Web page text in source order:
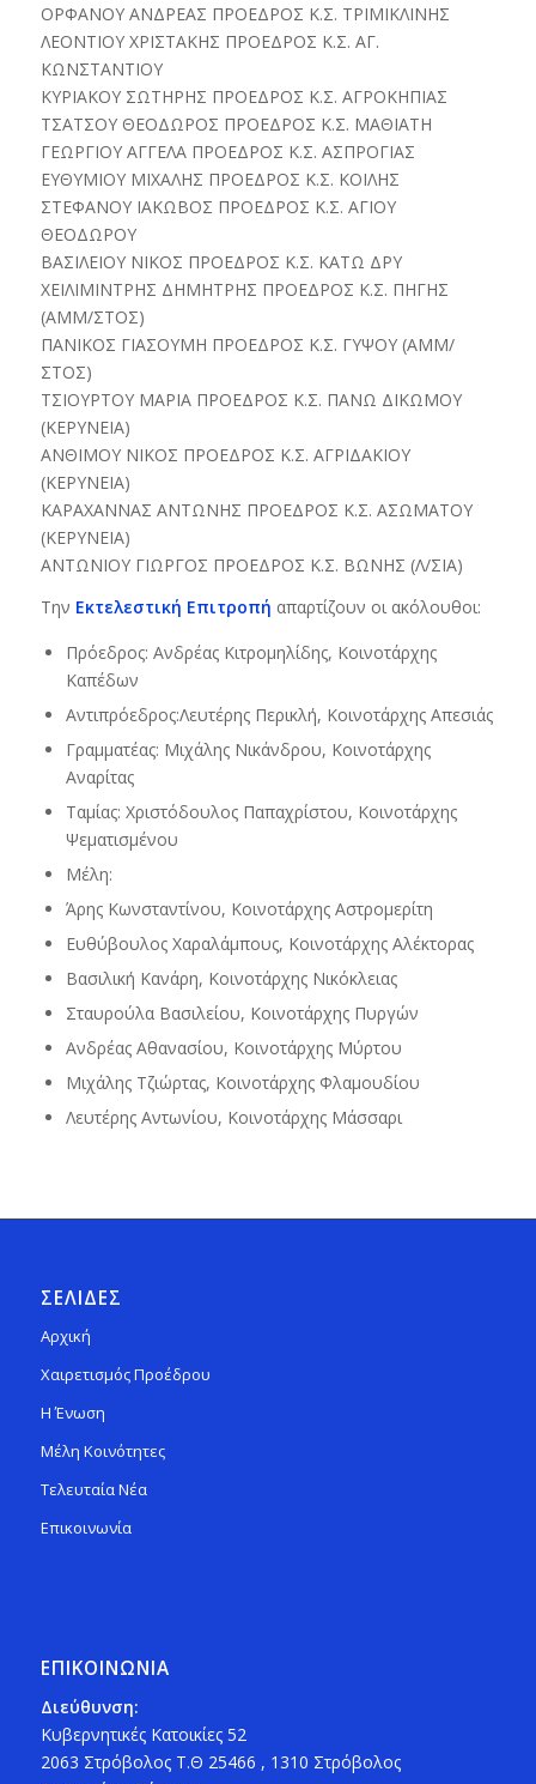
ΟΡΦΑΝΟΥ ΑΝΔΡΕΑΣ ΠΡΟΕΔΡΟΣ Κ.Σ. ΤΡΙΜΙΚΛΙΝΗΣ
ΛΕΟΝΤΙΟΥ ΧΡΙΣΤΑΚΗΣ ΠΡΟΕΔΡΟΣ Κ.Σ. ΑΓ.
ΚΩΝΣΤΑΝΤΙΟΥ
ΚΥΡΙΑΚΟΥ ΣΩΤΗΡΗΣ ΠΡΟΕΔΡΟΣ Κ.Σ. ΑΓΡΟΚΗΠΙΑΣ
TΣΑΤΣΟΥ ΘΕΟΔΩΡΟΣ ΠΡΟΕΔΡΟΣ Κ.Σ. ΜΑΘΙΑΤΗ
ΓΕΩΡΓΙΟΥ ΑΓΓΕΛΑ ΠΡΟΕΔΡΟΣ Κ.Σ. ΑΣΠΡΟΓΙΑΣ
ΕΥΘΥΜΙΟΥ ΜΙΧΑΛΗΣ ΠΡΟΕΔΡΟΣ Κ.Σ. ΚΟΙΛΗΣ
ΣΤΕΦΑΝΟΥ ΙΑΚΩΒΟΣ ΠΡΟΕΔΡΟΣ Κ.Σ. ΑΓΙΟΥ
ΘΕΟΔΩΡΟΥ
ΒΑΣΙΛΕΙΟΥ ΝΙΚΟΣ ΠΡΟΕΔΡΟΣ Κ.Σ. ΚΑΤΩ ΔΡΥ
ΧΕΙΛΙΜΙΝΤΡΗΣ ΔΗΜΗΤΡΗΣ ΠΡΟΕΔΡΟΣ Κ.Σ. ΠΗΓΗΣ
(ΑΜΜ/ΣΤΟΣ)
ΠΑΝΙΚΟΣ ΓΙΑΣΟΥΜΗ ΠΡΟΕΔΡΟΣ Κ.Σ. ΓΥΨΟΥ (ΑΜΜ/
ΣΤΟΣ)
ΤΣΙΟΥΡΤΟΥ ΜΑΡΙΑ ΠΡΟΕΔΡΟΣ Κ.Σ. ΠΑΝΩ ΔΙΚΩΜΟΥ
(ΚΕΡΥΝΕΙΑ)
ΑΝΘΙΜΟΥ ΝΙΚΟΣ ΠΡΟΕΔΡΟΣ Κ.Σ. ΑΓΡΙΔΑΚΙΟΥ
(ΚΕΡΥΝΕΙΑ)
ΚΑΡΑΧΑΝΝΑΣ ΑΝΤΩΝΗΣ ΠΡΟΕΔΡΟΣ Κ.Σ. ΑΣΩΜΑΤΟΥ
(ΚΕΡΥΝΕΙΑ)
ΑΝΤΩΝΙΟΥ ΓΙΩΡΓΟΣ ΠΡΟΕΔΡΟΣ Κ.Σ. ΒΩΝΗΣ (Λ/ΣΙΑ)
Την Eκτελεστική Eπιτροπή απαρτίζουν οι ακόλουθοι:
Πρόεδρος: Ανδρέας Κιτρομηλίδης, Κοινοτάρχης
Καπέδων
Αντιπρόεδρος:Λευτέρης Περικλή, Κοινοτάρχης Απεσιάς
Γραμματέας: Μιχάλης Νικάνδρου, Κοινοτάρχης
Αναρίτας
Ταμίας: Χριστόδουλος Παπαχρίστου, Κοινοτάρχης
Ψεματισμένου
Μέλη:
Άρης Κωνσταντίνου, Κοινοτάρχης Αστρομερίτη
Ευθύβουλος Χαραλάμπους, Κοινοτάρχης Αλέκτορας
Βασιλική Κανάρη, Κοινοτάρχης Νικόκλειας
Σταυρούλα Βασιλείου, Κοινοτάρχης Πυργών
Ανδρέας Αθανασίου, Κοινοτάρχης Μύρτου
Μιχάλης Τζιώρτας, Κοινοτάρχης Φλαμουδίου
Λευτέρης Αντωνίου, Κοινοτάρχης Μάσσαρι
ΣΕΛΙΔΕΣ
Αρχική
Χαιρετισμός Προέδρου
Η Ένωση
Μέλη Κοινότητες
Τελευταία Νέα
Επικοινωνία
ΕΠΙΚΟΙΝΩΝΙΑ
Διεύθυνση:
Κυβερνητικές Κατοικίες 52
2063 Στρόβολος Τ.Θ 25466 , 1310 Στρόβολος